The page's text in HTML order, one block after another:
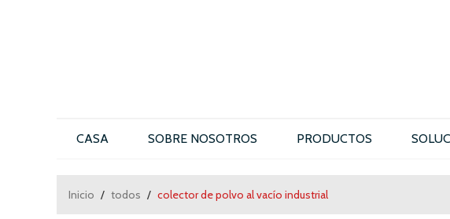
CASA SOBRE NOSOTROS PRODUCTOS
Inicio / todos / colector de polvo al vacío industrial